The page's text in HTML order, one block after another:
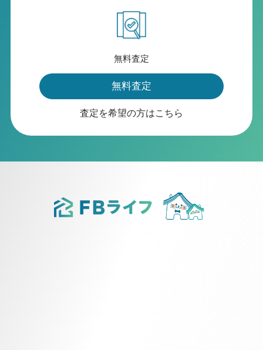
無料査定
無料査定
査定を希望の方はこちら